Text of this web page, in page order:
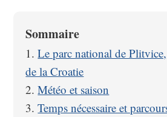
Sommaire
Le parc national de
de la Croatie
Météo et saison
Temps nécessaire et